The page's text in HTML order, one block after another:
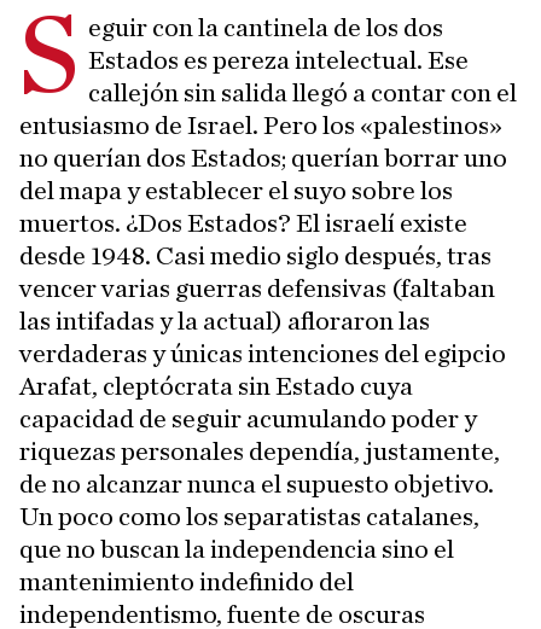
S eguir con la cantinela de los dos
Estados es pereza intelectual. Ese
callejón sin salida llegó a contar con el
entusiasmo de Israel. Pero los «palestinos»
no querían dos Estados; querían borrar uno
del mapa y establecer el suyo sobre los
muertos. ¿Dos Estados? El israelí existe
desde 1948. Casi medio siglo después, tras
vencer varias guerras defensivas (faltaban
las intifadas y la actual) afloraron las
verdaderas y únicas intenciones del egipcio
Arafat, cleptócrata sin Estado cuya
capacidad de seguir acumulando poder y
riquezas personales dependía, justamente,
de no alcanzar nunca el supuesto objetivo.
Un poco como los separatistas catalanes,
que no buscan la independencia sino el
mantenimiento indefinido del
independentismo, fuente de oscuras